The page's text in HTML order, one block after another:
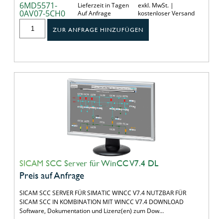
6MD5571-
0AV07-5CH0
Lieferzeit in Tagen
Auf Anfrage
exkl. MwSt. |
kostenloser Versand
ZUR ANFRAGE HINZUFÜGEN
SICAM SCC Server für WinCC V7.4 DL
Preis auf Anfrage
SICAM SCC SERVER FÜR SIMATIC WINCC V7.4 NUTZBAR FÜR
SICAM SCC IN KOMBINATION MIT WINCC V7.4 DOWNLOAD
Software, Dokumentation und Lizenz(en) zum Dow…